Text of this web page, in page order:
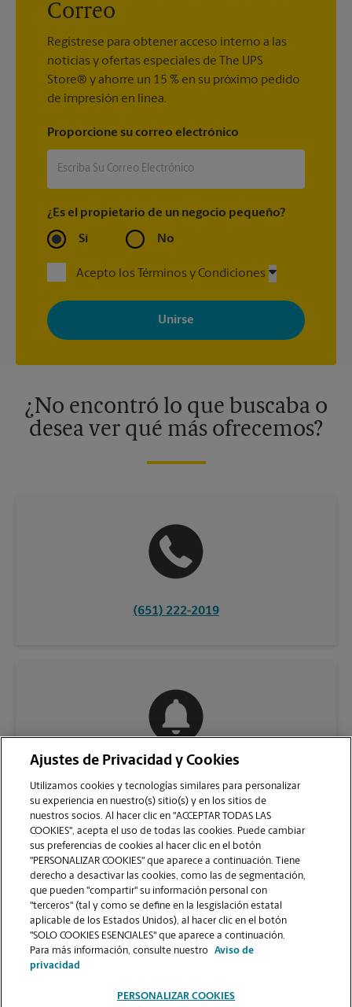
Correo
Regístrese para obtener acceso interno a las
noticias y ofertas especiales de The UPS
Store® y ahorre un 15 % en su próximo pedido
de impresión en línea.
Proporcione su correo electrónico
¿Es el propietario de un negocio pequeño?
Sí No
Acepto los Términos y Condiciones
Al registrarse, acepta recibir correos electrónicos de The UPS
Store con noticias, ofertas especiales, promociones y mensajes
adaptados a sus intereses. Puede darse de baja en cualquier
momento. Para más información, consulte nuestra política de
¿No encontró lo que buscaba o
desea ver qué más ofrecemos?
(651) 222-2019
VER LA PÁGINA DE LA TIENDA
Ajustes de Privacidad y Cookies
Utilizamos cookies y tecnologías similares para personalizar
su experiencia en nuestro(s) sitio(s) y en los sitios de
nuestros socios. Al hacer clic en "ACCEPTAR TODAS LAS
COOKIES", acepta el uso de todas las cookies. Puede cambiar
sus preferencias de cookies al hacer clic en el botón
"PERSONALIZAR COOKIES" que aparece a continuación. Tiene
derecho a desactivar las cookies, como las de segmentación,
que pueden "compartir" su información personal con
"terceros" (tal y como se define en la lesgislación estatal
aplicable de los Estados Unidos), al hacer clic en el botón
"SOLO COOKIES ESENCIALES" que aparece a continuación.
Para más información, consulte nuestro
Aviso de
privacidad
PERSONALIZAR COOKIES